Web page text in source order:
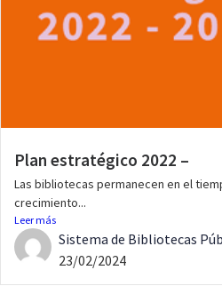
Plan estratégico 2022 –
Las bibliotecas permanecen en el
crecimiento...
Leer más
Sistema de Bibliotecas
23/02/2024